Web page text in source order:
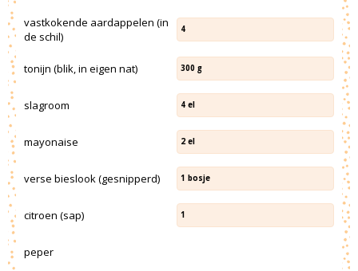
vastkokende aardappelen (in
de schil)
4
tonijn (blik, in eigen nat) 300 g
slagroom 4 el
mayonaise 2 el
verse bieslook (gesnipperd) 1 bosje
citroen (sap) 1
peper